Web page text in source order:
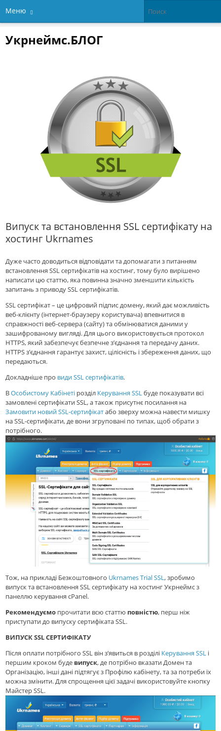
Меню
Укрнеймс.БЛОГ
Випуск та встановлення SSL сертифікату на
хостинг Ukrnames
Дуже часто доводиться відповідати та допомагати з питанням
встановлення SSL сертифікатів на хостинг, тому було вирішено
написати цю статтю, яка повинна значно зменшити кількість
запитань з приводу SSL сертифікатів.
SSL сертифікат – це цифровий підпис домену, який дає можливість
веб-клієнту (інтернет-браузеру користувача) впевнитися в
справжності веб-сервера (сайту) та обмінюватися даними у
зашифрованому вигляді. Для цього використовується протокол
HTTPS, який забезпечує безпечне з’єднання та передачу даних.
HTTPS з’єднання гарантує захист, цілісність і збереження даних, що
передаються.
Докладніше про види SSL сертифікатів.
ВОсобистому Кабінеті розділ Керування SSLбуде показувати всі
замовлені сертифікати SSL, а також присутнє посилання на
Замовити новий SSL-сертифікатабо зверху можна навести мишку
на SSL-сертифікати, де вони згруповані по типах, щоб обрати з
потрібного.
Тож, на прикладі Безкоштовного Ukrnames Trial SSL, зробимо
випуск та встановлення SSL сертифікату на хостинг Укрнеймс з
панеллю керування cPanel.
Рекомендуємо прочитати всю статтю повністю, перш ніж
приступати до випуску сертифіката SSL.
ВИПУСК SSL СЕРТИФІКАТУ
Після оплати потрібного SSL він з’явиться в розділі Керування SSL і
першим кроком буде випуск, де потрібно вказати Домен та
Організацію, інші дані підтягує з Профілю кабінету, та за потреби їх
можна змінити. Для спрощення цієї задачі використовуйте кнопку
Майстер SSL.